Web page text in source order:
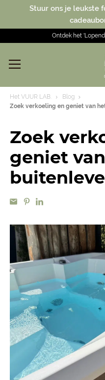
Stuur ons je leukste
Ontdek het
Het VUUR LAB.
Blog
Zoek verkoeling en geniet van
Zoek
geniet